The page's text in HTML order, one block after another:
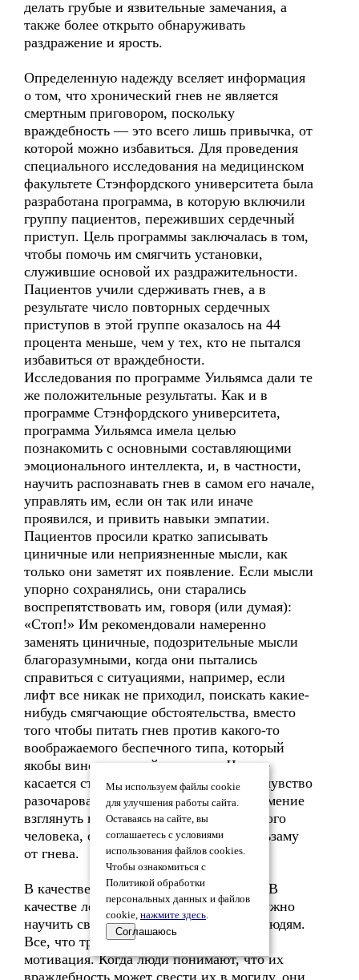
делать грубые и язвительные замечания, а
также более открыто обнаруживать
раздражение и ярость.
Определенную надежду вселяет информация
о том, что хронический гнев не является
смертным приговором, поскольку
враждебность — это всего лишь привычка, от
которой можно избавиться. Для проведения
специального исследования на медицинском
факультете Стэнфордского университета была
разработана программа, в которую включили
группу пациентов, переживших сердечный
приступ. Цель программы заключалась в том,
чтобы помочь им смягчить установки,
служившие основой их раздражительности.
Пациентов учили сдерживать гнев, а в
результате число повторных сердечных
приступов в этой группе оказалось на 44
процента меньше, чем у тех, кто не пытался
избавиться от враждебности.
Исследования по программе Уильямса дали те
же положительные результаты. Как и в
программе Стэнфордского университета,
программа Уильямса имела целью
познакомить с основными составляющими
эмоционального интеллекта, и, в частности,
научить распознавать гнев в самом его начале,
управлять им, если он так или иначе
проявился, и привить навыки эмпатии.
Пациентов просили кратко записывать
циничные или неприязненные мысли, как
только они заметят их появление. Если мысли
упорно сохранялись, они старались
воспрепятствовать им, говоря (или думая):
«Стоп!» Им рекомендовали намеренно
заменять циничные, подозрительные мысли
благоразумными, когда они пытались
справиться с ситуациями, например, если
лифт все никак не приходил, поискать какие-
нибудь смягчающие обстоятельства, вместо
того чтобы питать гнев против какого-то
воображаемого беспечного типа, который
якобы виноват в этой задержке. Что же
касается столкновений, оставляющих чувство
разочарования, то люди приобретали умение
взглянуть на вещи с точки зрения другого
человека, они учились эмпатии — бальзаму
от гнева.
В качестве подсказки - мнение врача: «В
качестве лекарства от враждебности нужно
научить свое сердце больше доверять людям.
Все, что требуется, так это правильная
мотивация. Когда люди понимают, что их
враждебность может свести их в могилу, они
Мы используем файлы cookie
для улучшения работы сайта.
Оставаясь на сайте, вы
соглашаетесь с условиями
использования файлов cookies.
Чтобы ознакомиться с
Политикой обработки
персональных данных и файлов
cookie, нажмите здесь.
Соглашаюсь